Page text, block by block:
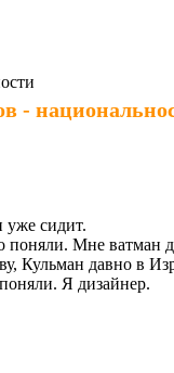
-
уже сидит.
Мне ватман
Кульман давно в
Я дизайнер.